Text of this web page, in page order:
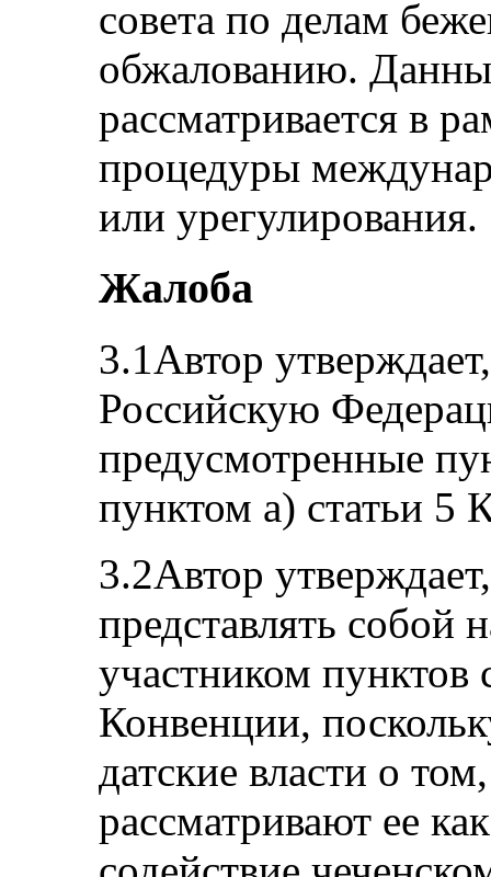
совета по делам
обжалованию.
рассматривается в
процедуры
или урегулирования.
Жалоба
3.1Автор
Российскую
предусмотренные
пунктом а) статьи 5
3.2Автор
представлять собой
участником пунктов
Конвенции,
датские власти о
рассматривают ее